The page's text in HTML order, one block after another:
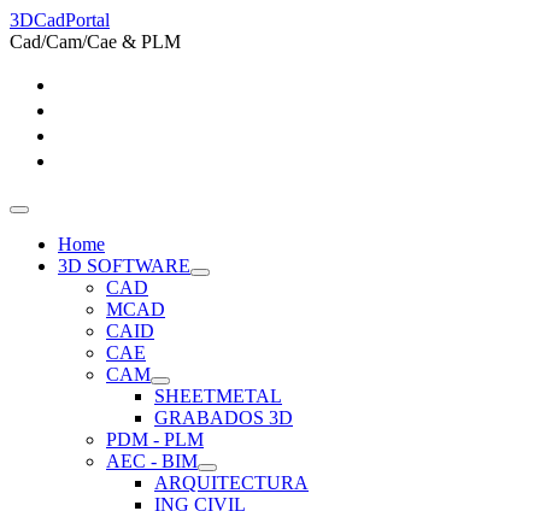
3DCadPortal
Cad/Cam/Cae & PLM
Home
3D SOFTWARE
CAD
MCAD
CAID
CAE
CAM
SHEETMETAL
GRABADOS 3D
PDM - PLM
AEC - BIM
ARQUITECTURA
ING CIVIL